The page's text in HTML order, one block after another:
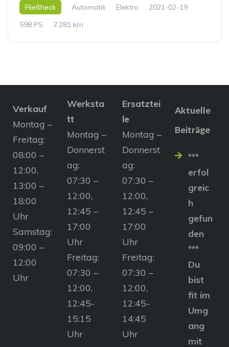
Fließheck Automatik Elektro
2021-02-19
598 PS
7.281 km
Verkauf
Montag –
Freitag:
08:00 –
12:00,
13:00 –
18:00
Uhr
Samstag:
09:00 –
12:00
Uhr
Werksta
tt
Montag –
Donnerst
ag:
07:30 –
12:00,
12:45 –
17:00
Uhr
Freitag:
07:30 –
12:00,
12:45-
15:15
Uhr
Ersatztei
le
Montag –
Donnerst
ag:
07:30 –
12:00,
12:45 –
17:00
Uhr
Freitag:
07:30 –
12:00,
12:45-
14:45
Uhr
Aktuelle
Beiträge
***
erfol
greic
h
gefun
den
***
Du
bist
fit im
Umg
ang
mit